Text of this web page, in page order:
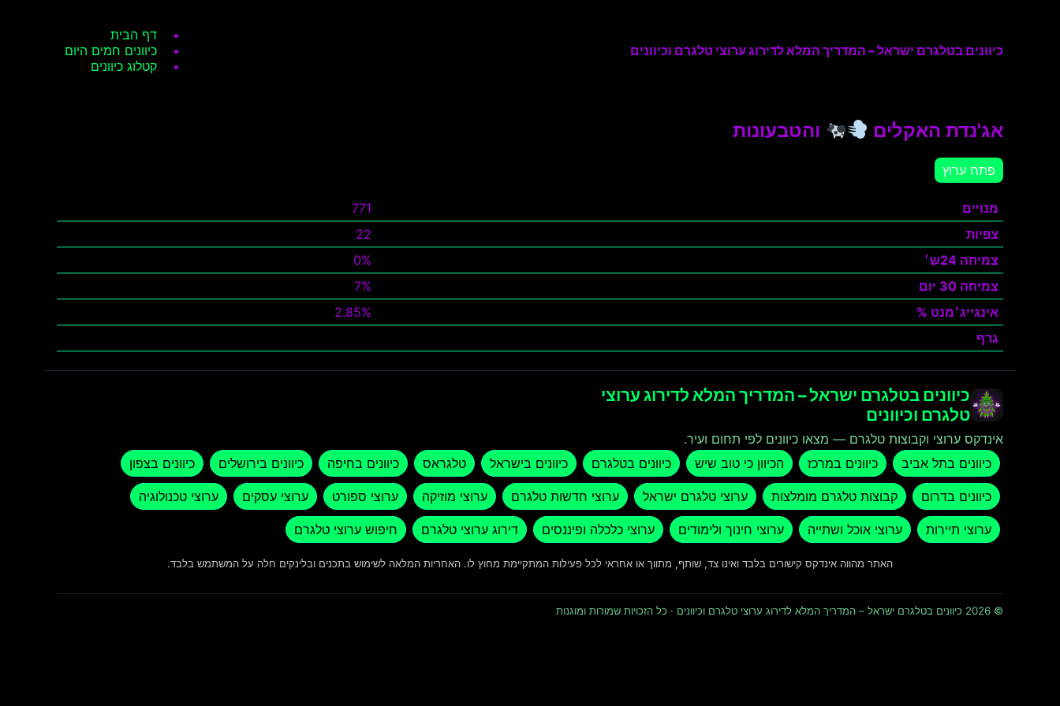
כיוונים בטלגרם ישראל – המדריך המלא לדירוג ערוצי טלגרם וכיוונים
דף הבית
כיוונים חמים היום
קטלוג כיוונים
אג'נדת האקלים והטבעונות
פתח ערוץ
מנויים
771
צפיות
22
צמיחה 24ש׳
0%
צמיחה 30 יום
7%
אינגייג׳מנט %
2.85%
גרף
כיוונים בטלגרם ישראל – המדריך המלא לדירוג ערוצי
טלגרם וכיוונים
אינדקס ערוצי וקבוצות טלגרם — מצאו כיוונים לפי תחום ועיר.
כיוונים בתל אביב
כיוונים במרכז הכיוון כי טוב שיש כיוונים בטלגרם כיוונים בישראל טלגראס כיוונים בחיפה כיוונים בירושלים כיוונים בצפון
כיוונים בדרום קבוצות טלגרם מומלצות ערוצי טלגרם ישראל ערוצי חדשות טלגרם ערוצי מוזיקה ערוצי ספורט ערוצי עסקים ערוצי טכנולוגיה
ערוצי תיירות ערוצי אוכל ושתייה ערוצי חינוך ולימודים ערוצי כלכלה ופיננסים דירוג ערוצי טלגרם חיפוש ערוצי טלגרם
האתר מהווה אינדקס קישורים בלבד ואינו צד, שותף, מתווך או אחראי לכל פעילות המתקיימת מחוץ לו. האחריות המלאה לשימוש בתכנים ובלינקים חלה על המשתמש בלבד.
© 2026 כיוונים בטלגרם ישראל – המדריך המלא לדירוג ערוצי טלגרם וכיוונים · כל הזכויות שמורות ומוגנות